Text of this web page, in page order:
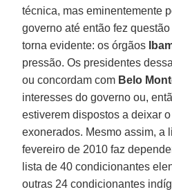
técnica, mas eminentemente
governo até então fez
torna evidente: os órgãos
pressão. Os presidentes
ou concordam com Belo
interesses do governo ou,
estiverem dispostos a deixar
exonerados. Mesmo assim, a
fevereiro de 2010 faz
lista de 40 condicionantes
outras 24 condicionantes